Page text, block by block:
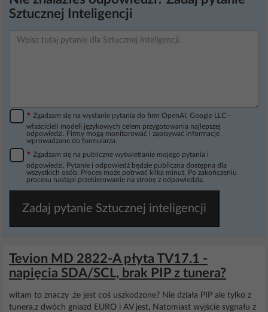
Sztucznej Inteligencji
* Zgadzam się na wysłanie pytania do firm OpenAI, Google LLC -
właścicieli modeli językowych celem przygotowania najlepszej
odpowiedzi. Firmy mogą monitorować i zapisywać informacje
wprowadzane do formularza.
* Zgadzam się na publiczne wyświetlanie mojego pytania i
odpowiedzi. Pytanie i odpowiedź będzie publiczna dostępna dla
wszystkich osób. Proces może potrwać kilka minut. Po zakończeniu
procesu nastąpi przekierowanie na stronę z odpowiedzią.
Zadaj pytanie Sztucznej inteligencji
Tevion MD 2822-A płyta TV17.1 -
napięcia SDA/SCL, brak PIP z tunera?
witam to znaczy ,że jest coś uszkodzone? Nie działa PIP ale tylko z
tunera,z dwóch gniazd EURO i AV jest, Natomiast wyjście sygnału z